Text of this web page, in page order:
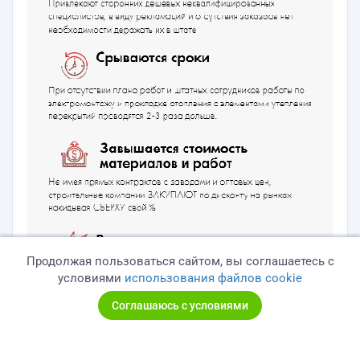
Продолжая пользоваться сайтом, вы соглашаетесь с
условиями использования файлов cookie
Соглашаюсь с условиями